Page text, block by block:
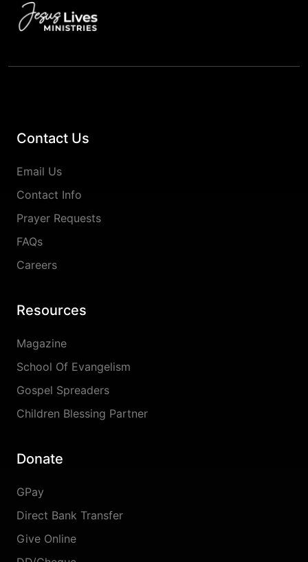
Contact Us
Email Us
Contact Info
Prayer Requests
FAQs
Careers
Resources
Magazine
School Of Evangelism
Gospel Spreaders
Children Blessing Partner
Donate
GPay
Direct Bank Transfer
Give Online